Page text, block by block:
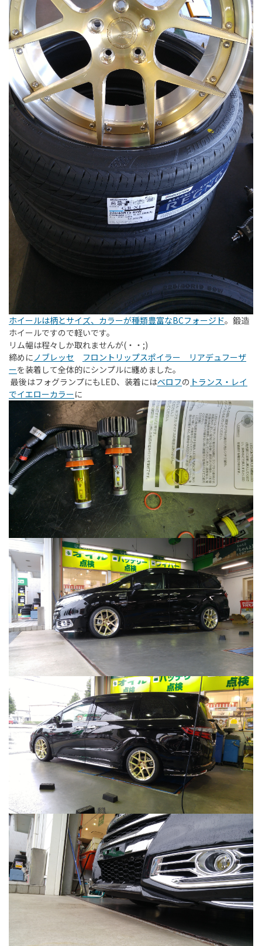
ホイールは柄とサイズ、カラーが種類豊富なBCフォージド。鍛造
ホイールですので軽いです。
リム幅は程々しか取れませんが(・・;)
締めにノブレッセ
フロントリップスポイラー リアデュフーザ
ーを装着して全体的にシンプルに纏めました。
最後はフォグランプにもLED、装着にはベロフの トランス・レイ
でイエローカラーに